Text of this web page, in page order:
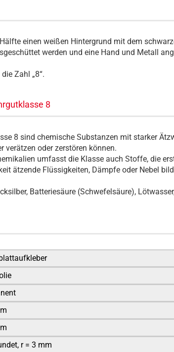
einen weißen Hintergrund mit dem
werden und eine Hand und Metall
Zahl „8“.
8
8 sind chemische Substanzen mit starker
verätzen oder zerstören können.
umfasst die Klasse auch Stoffe, die
ätzende Flüssigkeiten, Dämpfe oder Nebel
Batteriesäure (Schwefelsäure),
r = 3 mm